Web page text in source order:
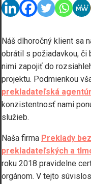
Náš dlhoročný klient sa
obrátil s požiadavkou, či
nimi zapojiť do
projektu. Podmienkou
prekladateľská
konzistentnosť nami
služieb.
Naša firma Preklady
prekladateľských a
roku 2018 pravidelne
orgánom. V tejto